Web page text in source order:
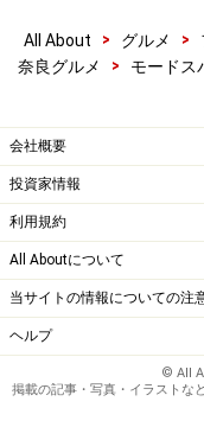
季節感が体感できる
日本料理だと八寸
葉を食べられる料理
が利いていて面白い
・牡蠣とビーツ、旨
牡蠣とビーツ、旨味
今が旬の牡蠣と、
All About > グルメ >
奈良グルメ
> モードス
会社概要
投資家情報
利用規約
All Aboutについて
当サイトの情報についての注
ヘルプ
© All
掲載の記事・写真・イラストな